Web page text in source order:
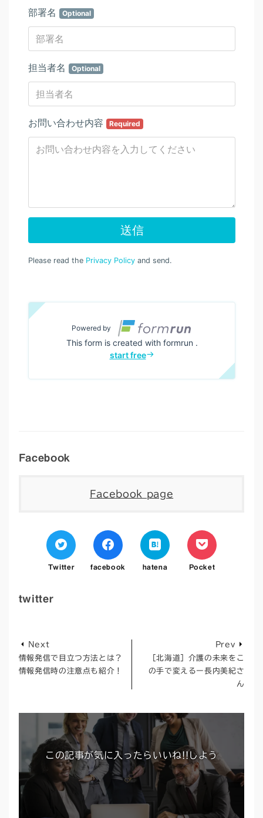
Facebook
Facebook page
Twitter facebook hatena Pocket
twitter
Next
情報発信で目立つ方法とは？
情報発信時の注意点も紹介！
Prev
［北海道］介護の未来をこ
の手で変えるー長内美紀さ
ん
この記事が気に入ったらいいね!!しよう